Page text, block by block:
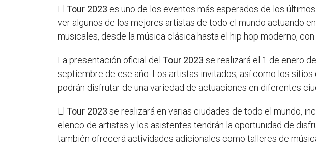
ElTour 2023 es uno de los eventos más esperados de los
ver algunos de los mejores artistas de todo el mundo actuando
musicales, desde la música clásica hasta el hip hop moderno,
La presentación oficial delTour 2023 se realizará el 1 de enero
septiembre de ese año. Los artistas invitados, así como los
podrán disfrutar de una variedad de actuaciones en diferentes
ElTour 2023 se realizará en varias ciudades de todo el mundo,
elenco de artistas y los asistentes tendrán la oportunidad de
también ofrecerá actividades adicionales como talleres de